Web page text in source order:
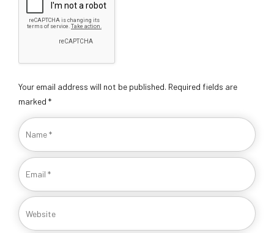
Your email address will not be published. Required fields are
marked *